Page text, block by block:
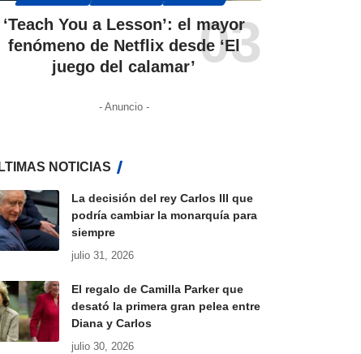
‘Teach You a Lesson’: el mayor
fenómeno de Netflix desde ‘El
juego del calamar’
- Anuncio -
NOTICIAS
La decisión del rey Carlos III que
podría cambiar la monarquía para
siempre
julio 31, 2026
El regalo de Camilla Parker que
desató la primera gran pelea entre
Diana y Carlos
julio 30, 2026